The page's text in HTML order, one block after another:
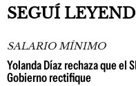
SEGUÍ
SALARIO MÍNIMO
Yolanda Díaz rechaza que el
Gobierno rectifique